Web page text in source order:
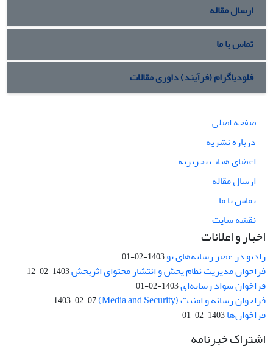
ارسال مقاله
تماس با ما
فلودیاگرام (فرآیند) داوری مقالات
صفحه اصلی
درباره نشریه
اعضای هیات تحریریه
ارسال مقاله
تماس با ما
نقشه سایت
اخبار و اعلانات
رادیو در عصر رسانه‌های نو1403-02-01
فراخوان مدیریت نظام پخش و انتشار محتوای اثربخش1403-02-12
فراخوان سواد رسانه‌ای1403-02-01
فراخوان رسانه و امنیت (Media and Security) 1403-02-07
فراخوان‌ها1403-02-01
اشتراک خبرنامه